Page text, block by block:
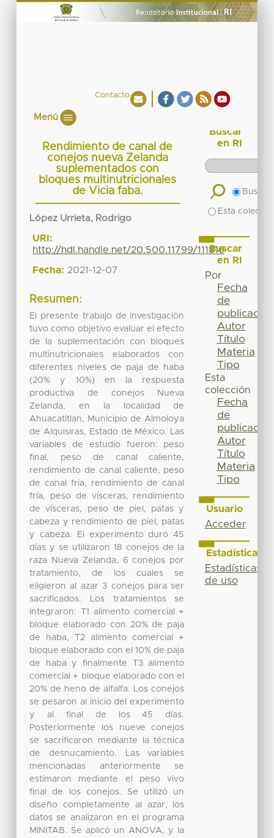
Contacto
Menú
Rendimiento de canal de
conejos nueva Zelanda
suplementados con
bloques multinutricionales
de Vicia faba.
López Urrieta, Rodrigo
URI:
http://hdl.handle.net/20.500.11799/111816
Fecha: 2021-12-07
Resumen:
El presente trabajo de investigación
tuvo como objetivo evaluar el efecto
de la suplementación con bloques
multinutricionales elaborados con
diferentes niveles de paja de haba
(20% y 10%) en la respuesta
productiva de conejos Nueva
Zelanda, en la localidad de
Ahuacatitlan, Municipio de Almoloya
de Alquisiras, Estado de México. Las
variables de estudio fueron: peso
final, peso de canal caliente,
rendimiento de canal caliente, peso
de canal fría, rendimiento de canal
fría, peso de vísceras, rendimiento
de vísceras, peso de piel, patas y
cabeza y rendimiento de piel, patas
y cabeza. El experimento duró 45
días y se utilizaron 18 conejos de la
raza Nueva Zelanda, 6 conejos por
tratamiento, de los cuales se
eligieron al azar 3 conejos para ser
sacrificados. Los tratamientos se
integraron: T1 alimento comercial +
bloque elaborado con 20% de paja
de haba, T2 alimento comercial +
bloque elaborado con el 10% de paja
de haba y finalmente T3 alimento
comercial + bloque elaborado con el
20% de heno de alfalfa. Los conejos
se pesaron al inicio del experimento
y al final de los 45 días.
Posteriormente los nueve conejos
se sacrificaron mediante la técnica
de desnucamiento. Las variables
mencionadas anteriormente se
estimaron mediante el peso vivo
final de los conejos. Se utilizó un
diseño completamente al azar, los
datos se analizaron en el programa
MINITAB. Se aplicó un ANOVA, y la
Buscar
en RI
Buscar
Esta
Buscar
en RI
Por
Fecha
de
publicación
Autor
Título
Materia
Tipo
Esta
colección
Fecha
de
publicación
Autor
Título
Materia
Tipo
Usuario
Acceder
Estadísticas
Estadísticas
de uso